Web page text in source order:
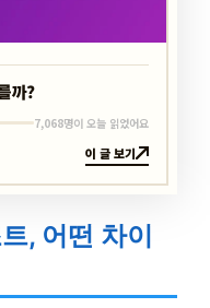
까?
7,068명이 오늘 읽었어요
이 글 보기
, 어떤 차이